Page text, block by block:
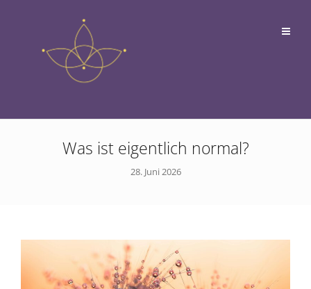
Was ist eigentlich normal?
28. Juni 2026